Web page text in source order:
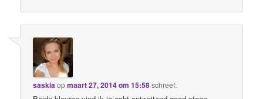
saskiaopmaart 27, 2014 om 15:58schreef: